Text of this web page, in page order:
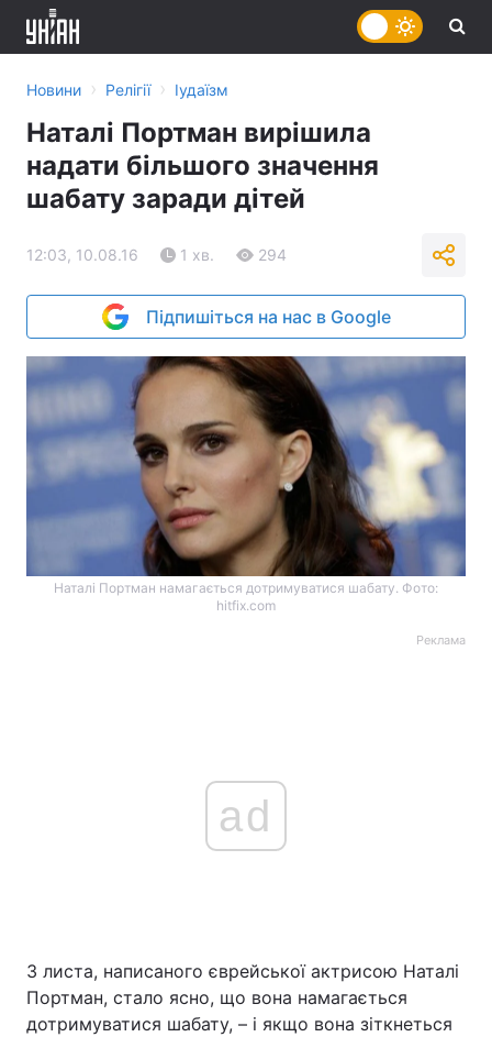
Новини › Релігії › Іудаїзм
Наталі Портман вирішила
надати більшого значення
шабату заради дітей
12:03, 10.08.16 1 хв. 294
Підпишіться на нас в Google
Наталі Портман намагається дотримуватися шабату. Фото:
hitfix.com
Реклама
ad
З листа, написаного єврейської актрисою Наталі
Портман, стало ясно, що вона намагається
дотримуватися шабату, – і якщо вона зіткнеться